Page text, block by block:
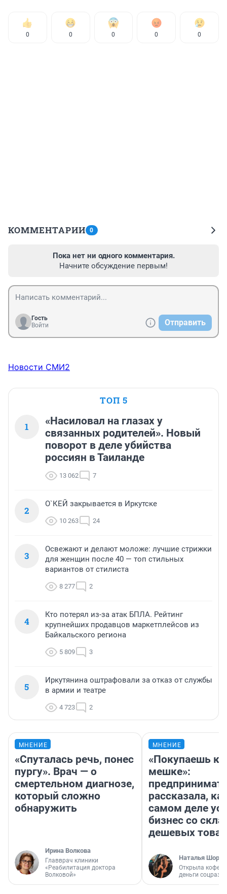
0 0 0 0 0
КОММЕНТАРИИ 0
Пока нет ни одного комментария.
Начните обсуждение первым!
Гость
Войти
Отправить
Новости СМИ2
ТОП 5
1
«Насиловал на глазах у
связанных родителей». Новый
поворот в деле убийства
россиян в Таиланде
13 062 7
2
О`КЕЙ закрывается в Иркутске
10 263 24
3
Освежают и делают моложе: лучшие стрижки
для женщин после 40 — топ стильных
вариантов от стилиста
8 277 2
4
Кто потерял из-за атак БПЛА. Рейтинг
крупнейших продавцов маркетплейсов из
Байкальского региона
5 809 3
5
Иркутянина оштрафовали за отказ от службы
в армии и театре
4 723 2
МНЕНИЕ
«Спуталась речь, понес
пургу». Врач — о
смертельном диагнозе,
который сложно
обнаружить
Ирина Волкова
Главврач клиники
«Реабилитация доктора
Волковой»
МНЕНИЕ
«Покупаешь
мешке»:
рассказала,
самом деле
бизнес со
дешевых
Наталья
Открыла
деньги